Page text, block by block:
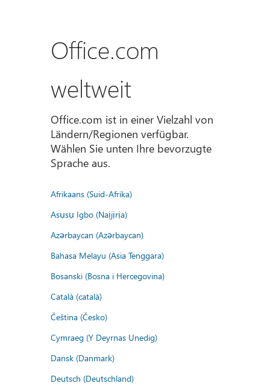
Office.com
weltweit
Office.com ist in einer Vielzahl von
Ländern/Regionen verfügbar.
Wählen Sie unten Ihre bevorzugte
Sprache aus.
Afrikaans (Suid-Afrika)
Asụsụ Igbo (Naịjịrịa)
Azərbaycan (Azərbaycan)
Bahasa Melayu (Asia Tenggara)
Bosanski (Bosna i Hercegovina)
Català (català)
Čeština (Česko)
Cymraeg (Y Deyrnas Unedig)
Dansk (Danmark)
Deutsch (Deutschland)